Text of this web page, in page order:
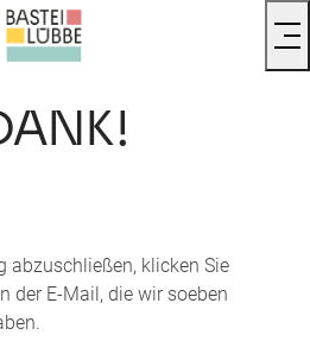
abzuschließen, klicken Sie
der E-Mail, die wir soeben